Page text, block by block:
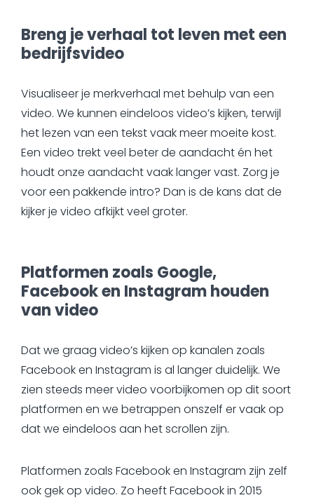
Breng je verhaal tot leven met een
bedrijfsvideo
Visualiseer je merkverhaal met behulp van een
video. We kunnen eindeloos video’s kijken, terwijl
het lezen van een tekst vaak meer moeite kost.
Een video trekt veel beter de aandacht én het
houdt onze aandacht vaak langer vast. Zorg je
voor een pakkende intro? Dan is de kans dat de
kijker je video afkijkt veel groter.
Platformen zoals Google,
Facebook en Instagram houden
van video
Dat we graag video’s kijken op kanalen zoals
Facebook en Instagram is al langer duidelijk. We
zien steeds meer video voorbijkomen op dit soort
platformen en we betrappen onszelf er vaak op
dat we eindeloos aan het scrollen zijn.
Platformen zoals Facebook en Instagram zijn zelf
ook gek op video. Zo heeft Facebook in 2015